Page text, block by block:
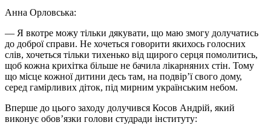
Анна Орловська:
— Я вкотре можу тільки дякувати, що маю змогу долучатись
до доброї справи. Не хочеться говорити якихось голосних
слів, хочеться тільки тихенько від щирого серця помолитись,
щоб кожна крихітка більше не бачила лікарняних стін. Тому
що місце кожної дитини десь там, на подвір’ї свого дому,
серед гамірливих діток, під мирним українським небом.
Вперше до цього заходу долучився Косов Андрій, який
виконує обов’язки голови студради інституту: